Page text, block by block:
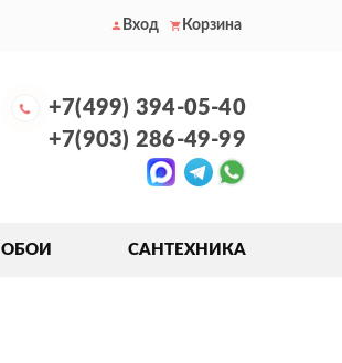
Вход Корзина
+7(499) 394-05-40
+7(903) 286-49-99
ОБОИ САНТЕХНИКА